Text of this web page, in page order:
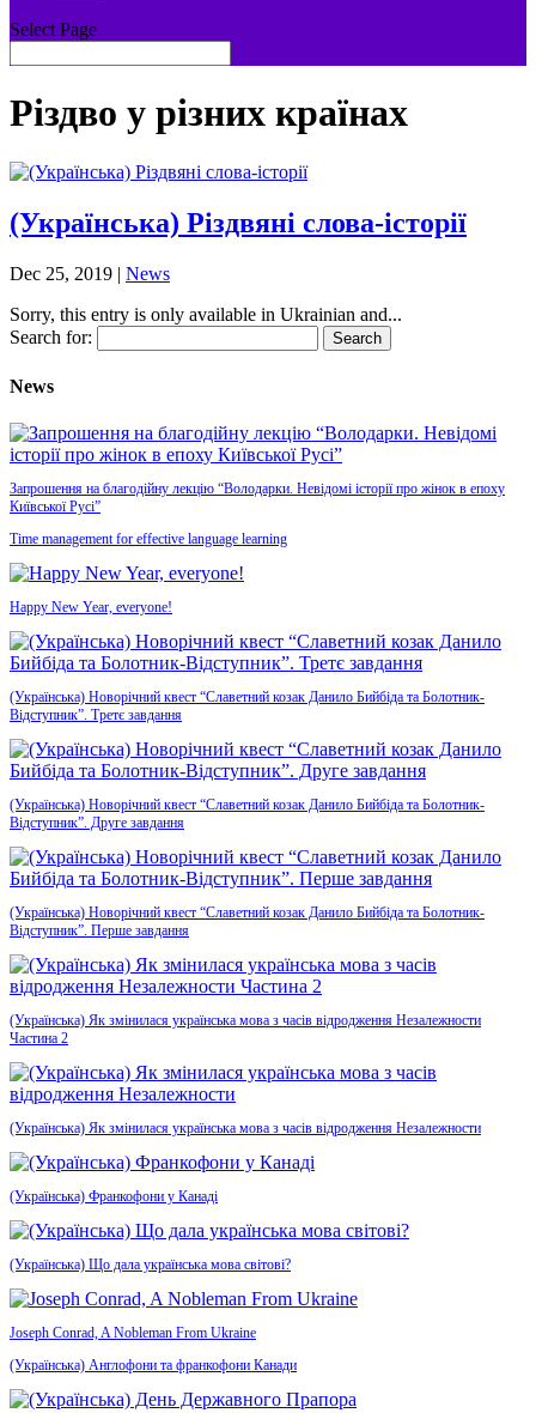
Select Page
Різдво у різних країнах
(Українська) Різдвяні слова-історії
Dec 25, 2019 | News
Sorry, this entry is only available in Ukrainian and...
Search for:
News
Запрошення на благодійну лекцію “Володарки. Невідомі історії про жінок в епоху
Київської Русі”
Time management for effective language learning
Happy New Year, everyone!
(Українська) Новорічний квест “Славетний козак Данило Бийбіда та Болотник-
Відступник”. Третє завдання
(Українська) Новорічний квест “Славетний козак Данило Бийбіда та Болотник-
Відступник”. Друге завдання
(Українська) Новорічний квест “Славетний козак Данило Бийбіда та Болотник-
Відступник”. Перше завдання
(Українська) Як змінилася українська мова з часів відродження Незалежности
Частина 2
(Українська) Як змінилася українська мова з часів відродження Незалежности
(Українська) Франкофони у Канаді
(Українська) Що дала українська мова світові?
Joseph Conrad, A Nobleman From Ukraine
(Українська) Англофони та франкофони Канади